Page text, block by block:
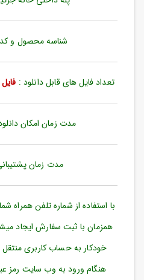
ورود
به
بازیابی
رمز
مندی
ها
شناسه محصول و کد
تعداد فایل های قابل دانلود : فایل
مدت زمان امکان
مدت زمان
با استفاده از شماره تلفن
همزمان با ثبت سفارش ایجاد
خودکار به حساب کاربری
هنگام ورود به وب سایت رمز